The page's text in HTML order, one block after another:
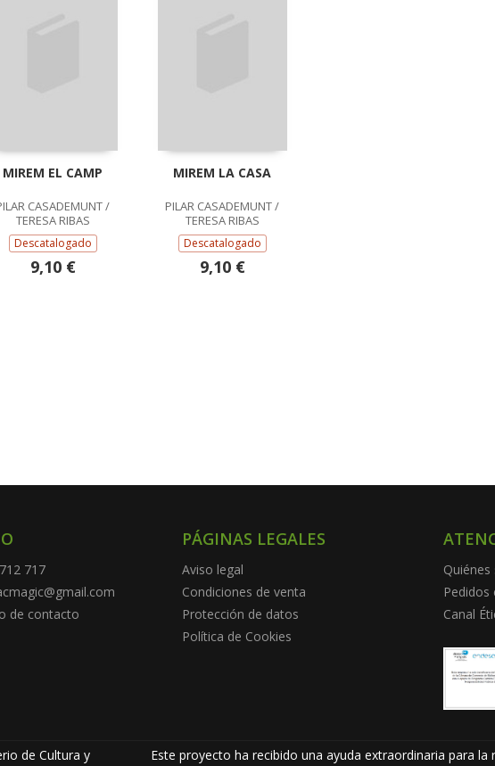
MIREM EL CAMP
CASADEMUNT /
TERESA RIBAS
Descatalogado
9,10 €
MIREM LA CASA
PILAR CASADEMUNT /
TERESA RIBAS
Descatalogado
9,10 €
717
de contacto
PÁGINAS LEGALES
Aviso legal
Condiciones de venta
Protección de datos
Política de Cookies
Pedidos
Canal
de Cultura y
Este proyecto ha recibido una ayuda extraordinaria para la